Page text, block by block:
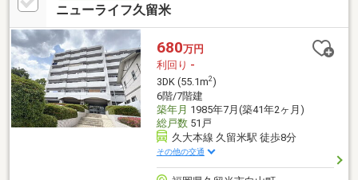
ニューライフ久留米
680万円
利回り -
3DK (55.1m2)
6階/7階建
築年月 1985年7月(築41年2ヶ月)
総戸数51戸
久大本線 久留米駅 徒歩8分
その他の交通